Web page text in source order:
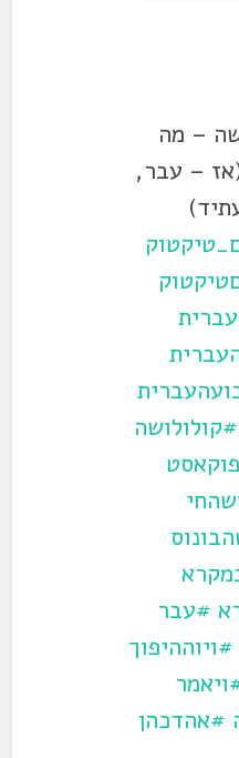
– מה
– עבר,
#קולולושה
#עבר
#ויוההיפוך
#אהדכהן